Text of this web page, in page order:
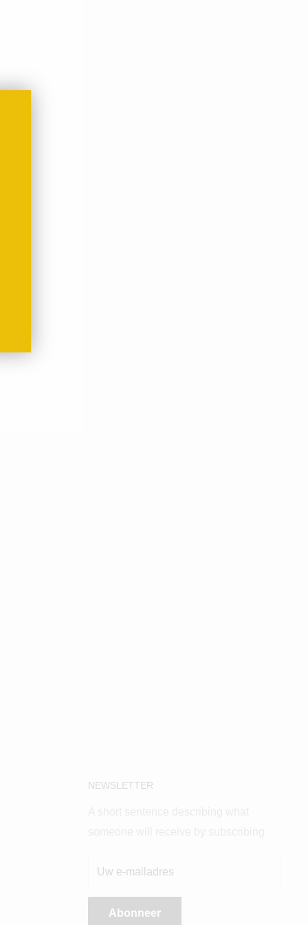
NEWSLETTER
Uw e-mailadres
Abonneer